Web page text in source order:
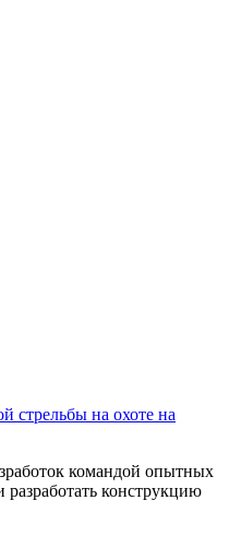
стрельбы на охоте на
командой опытных
конструкцию